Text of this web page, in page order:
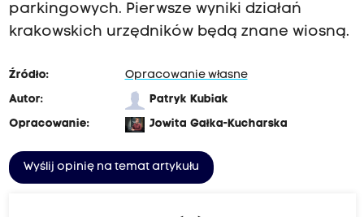
parkingowych. Pierwsze wyniki działań
krakowskich urzędników będą znane wiosną.
Źródło:
Opracowanie własne
Autor:
Patryk Kubiak
Opracowanie:
Jowita Gałka-Kucharska
Wyślij opinię na temat artykułu